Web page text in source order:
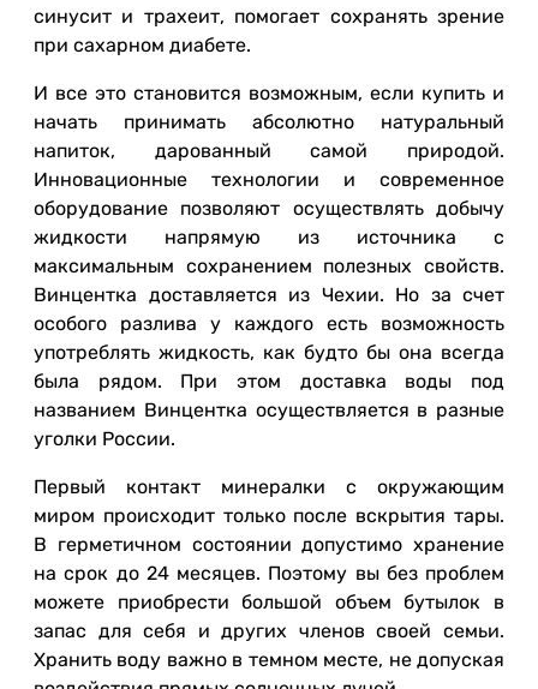
синусит и трахеит, помогает сохранять зрение
при сахарном диабете.
И все это становится возможным, если купить и
начать принимать абсолютно натуральный
напиток, дарованный самой природой.
Инновационные технологии и современное
оборудование позволяют осуществлять добычу
жидкости напрямую из источника с
максимальным сохранением полезных свойств.
Винцентка доставляется из Чехии. Но за счет
особого разлива у каждого есть возможность
употреблять жидкость, как будто бы она всегда
была рядом. При этом доставка воды под
названием Винцентка осуществляется в разные
уголки России.
Первый контакт минералки с окружающим
миром происходит только после вскрытия тары.
В герметичном состоянии допустимо хранение
на срок до 24 месяцев. Поэтому вы без проблем
можете приобрести большой объем бутылок в
запас для себя и других членов своей семьи.
Хранить воду важно в темном месте, не допуская